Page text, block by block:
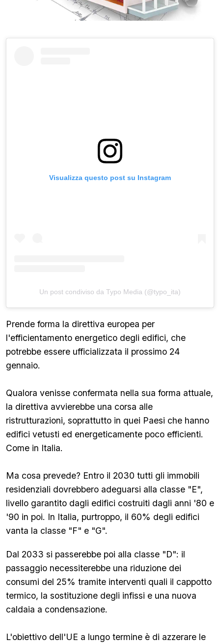
Visualizza questo post su Instagram
Un post condiviso da Typo Media (@typo_ita)
Prende forma la direttiva europea per
l'efficientamento energetico degli edifici, che
potrebbe essere ufficializzata il prossimo 24
gennaio.
Qualora venisse confermata nella sua forma attuale,
la direttiva avvierebbe una corsa alle
ristrutturazioni, soprattutto in quei Paesi che hanno
edifici vetusti ed energeticamente poco efficienti.
Come in Italia.
Ma cosa prevede? Entro il 2030 tutti gli immobili
residenziali dovrebbero adeguarsi alla classe "E",
livello garantito dagli edifici costruiti dagli anni '80 e
'90 in poi. In Italia, purtroppo, il 60% degli edifici
vanta la classe "F" e "G".
Dal 2033 si passerebbe poi alla classe "D": il
passaggio necessiterebbe una riduzione dei
consumi del 25% tramite interventi quali il cappotto
termico, la sostituzione degli infissi e una nuova
caldaia a condensazione.
L'obiettivo dell'UE a lungo termine è di azzerare le